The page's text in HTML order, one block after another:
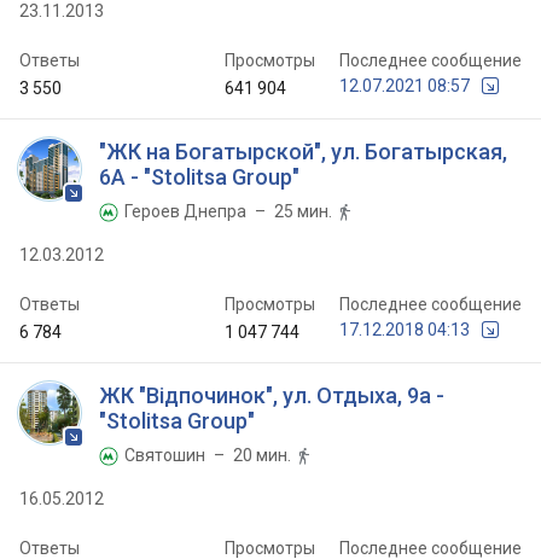
23.11.2013
Ответы
3 550
Просмотры
641 904
Последнее сообщение
12.07.2021 08:57
"ЖК на Богатырской", ул. Богатырская,
6А - "Stolitsa Group"
 Героев Днепра – 25 мин. 
12.03.2012
Ответы
6 784
Просмотры
1 047 744
Последнее сообщение
17.12.2018 04:13
ЖК "Відпочинок", ул. Отдыха, 9а -
"Stolitsa Group"
 Святошин – 20 мин. 
16.05.2012
Ответы
Просмотры
Последнее сообщение